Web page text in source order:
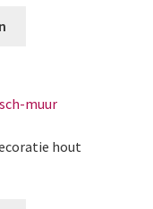
hout